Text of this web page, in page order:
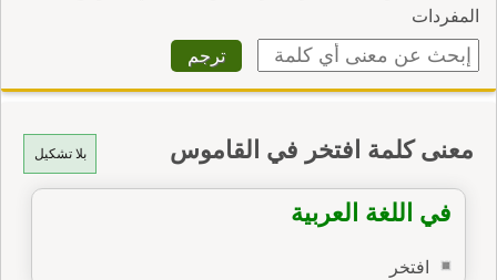
المفردات
بلا تشكيل معنى كلمة افتخر في القاموس
في اللغة العربية
افتخر